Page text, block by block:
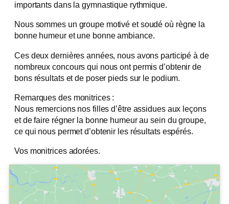
importants dans la gymnastique rythmique.
Nous sommes un groupe motivé et soudé où règne la
bonne humeur et une bonne ambiance.
Ces deux dernières années, nous avons participé à de
nombreux concours qui nous ont permis d’obtenir de
bons résultats et de poser pieds sur le podium.
Remarques des monitrices :
Nous remercions nos filles d’être assidues aux leçons
et de faire régner la bonne humeur au sein du groupe,
ce qui nous permet d’obtenir les résultats espérés.
Vos monitrices adorées.